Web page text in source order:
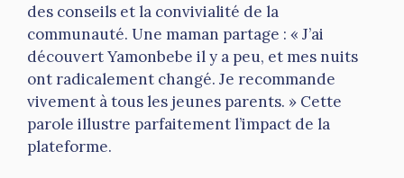
des conseils et la convivialité de la
communauté. Une maman partage : « J’ai
découvert Yamonbebe il y a peu, et mes nuits
ont radicalement changé. Je recommande
vivement à tous les jeunes parents. » Cette
parole illustre parfaitement l’impact de la
plateforme.